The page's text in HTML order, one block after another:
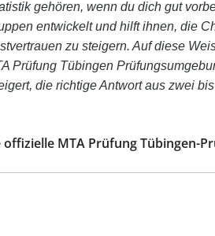
gehören, wenn du dich gut
entwickelt und hilft ihnen, die
zu steigern. Auf diese
Prüfung Tübingen
die richtige Antwort aus zwei
MTA Prüfung Tübingen-